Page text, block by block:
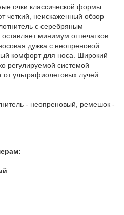
очки классической формы.
четкий, неискаженный обзор
с серебряным
минимум отпечатков
дужка с неопреновой
комфорт для носа. Широкий
регулируемой системой
ультрафиолетовых лучей.
- неопреновый, ремешок -